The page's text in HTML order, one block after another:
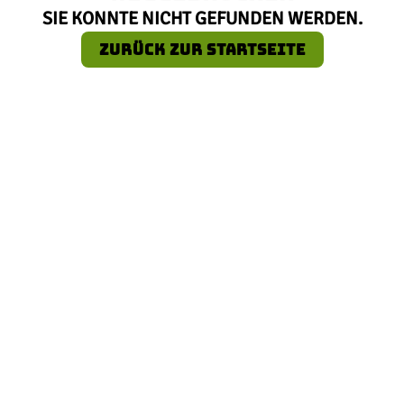
SIE KONNTE NICHT GEFUNDEN WERDEN.
ZURÜCK ZUR STARTSEITE